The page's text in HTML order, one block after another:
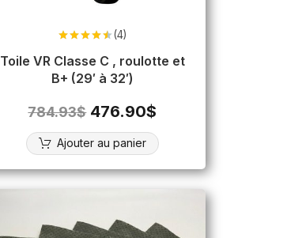
sur 5
(4)
Toile VR Classe C , roulotte et
B+ (29′ à 32′)
784.93$ 476.90$
Ajouter au panier